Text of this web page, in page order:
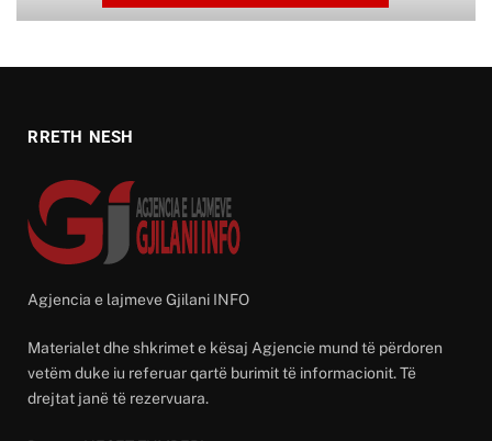
RRETH NESH
Agjencia e lajmeve Gjilani INFO
Materialet dhe shkrimet e kësaj Agjencie mund të përdoren
vetëm duke iu referuar qartë burimit të informacionit. Të
drejtat janë të rezervuara.